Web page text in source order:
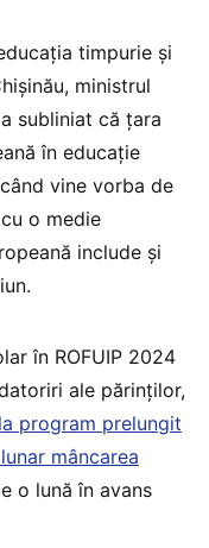
timpurie și
ministrul
subliniat că țara
în educație
vine vorba de
o medie
include și
în ROFUIP 2024
ale părinților,
program prelungit
mâncarea
o lună în avans